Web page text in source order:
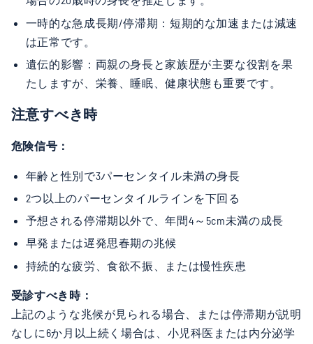
一時的な急成長期/停滞期：短期的な加速または減速
は正常です。
遺伝的影響：両親の身長と家族歴が主要な役割を果
たしますが、栄養、睡眠、健康状態も重要です。
注意すべき時
危険信号：
年齢と性別で3パーセンタイル未満の身長
2つ以上のパーセンタイルラインを下回る
予想される停滞期以外で、年間4～5cm未満の成長
早発または遅発思春期の兆候
持続的な疲労、食欲不振、または慢性疾患
受診すべき時：
上記のような兆候が見られる場合、または停滞期が説明
なしに6か月以上続く場合は、小児科医または内分泌学